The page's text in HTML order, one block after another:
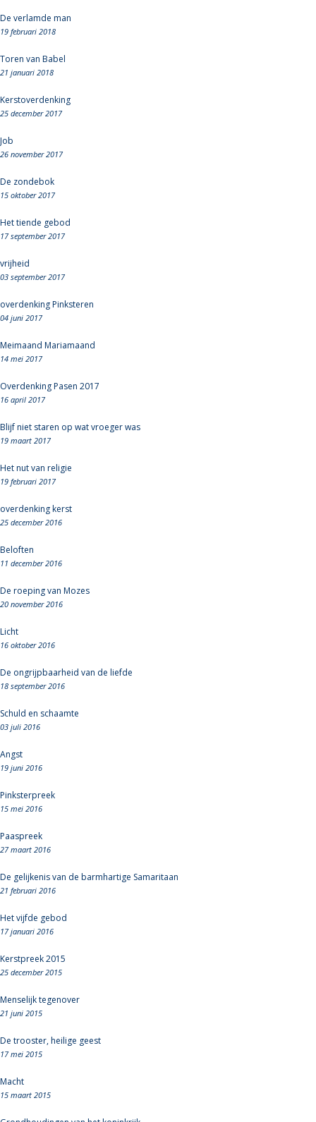
De verlamde man
19 februari 2018
Toren van Babel
21 januari 2018
Kerstoverdenking
25 december 2017
Job
26 november 2017
De zondebok
15 oktober 2017
Het tiende gebod
17 september 2017
vrijheid
03 september 2017
overdenking Pinksteren
04 juni 2017
Meimaand Mariamaand
14 mei 2017
Overdenking Pasen 2017
16 april 2017
Blijf niet staren op wat vroeger was
19 maart 2017
Het nut van religie
19 februari 2017
overdenking kerst
25 december 2016
Beloften
11 december 2016
De roeping van Mozes
20 november 2016
Licht
16 oktober 2016
De ongrijpbaarheid van de liefde
18 september 2016
Schuld en schaamte
03 juli 2016
Angst
19 juni 2016
Pinksterpreek
15 mei 2016
Paaspreek
27 maart 2016
De gelijkenis van de barmhartige Samaritaan
21 februari 2016
Het vijfde gebod
17 januari 2016
Kerstpreek 2015
25 december 2015
Menselijk tegenover
21 juni 2015
De trooster, heilige geest
17 mei 2015
Macht
15 maart 2015